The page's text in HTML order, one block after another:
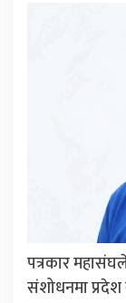
पत्रकार महासंघले
संशोधनमा